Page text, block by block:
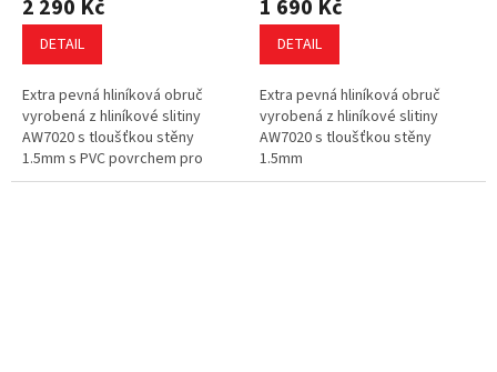
2 290 Kč
DETAIL
Extra pevná hliníková obruč
vyrobená z hliníkové slitiny
AW7020 s tloušťkou stěny
1.5mm s PVC povrchem pro
lepší grip
1 690 Kč
DETAIL
Extra pevná hliníková obruč
vyrobená z hliníkové slitiny
AW7020 s tloušťkou stěny
1.5mm